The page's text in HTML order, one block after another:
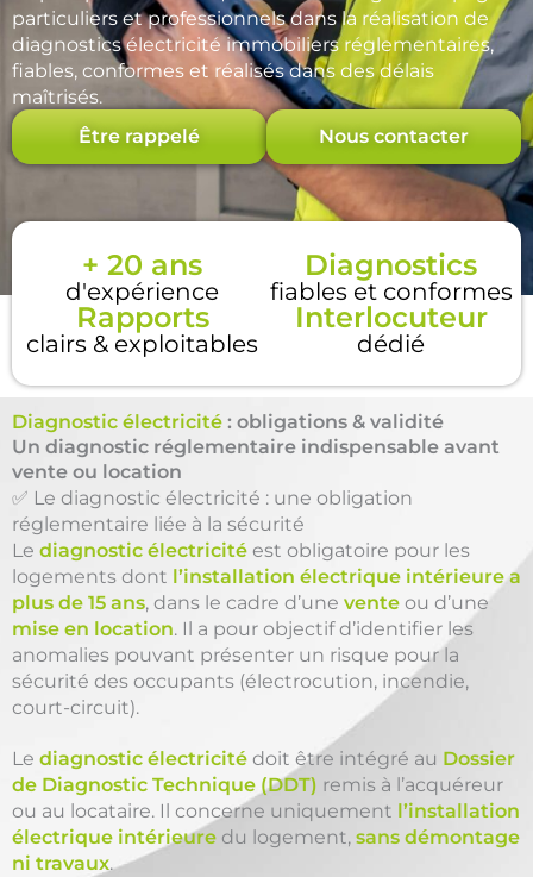
particuliers et professionnels dans la réalisation de
diagnostics électricité immobiliers réglementaires,
fiables, conformes et réalisés dans des délais
maîtrisés.
Être rappelé Nous contacter
+ 20 ans
d'expérience
Diagnostics
fiables et conformes
Rapports
clairs & exploitables
Interlocuteur
dédié
Diagnostic électricité : obligations & validité
Un diagnostic réglementaire indispensable avant
vente ou location
✅ Le diagnostic électricité : une obligation
réglementaire liée à la sécurité
Le diagnostic électricité est obligatoire pour les
logements dont l’installation électrique intérieure a
plus de 15 ans, dans le cadre d’une vente ou d’une
mise en location. Il a pour objectif d’identifier les
anomalies pouvant présenter un risque pour la
sécurité des occupants (électrocution, incendie,
court-circuit).
Le diagnostic électricité doit être intégré au Dossier
de Diagnostic Technique (DDT) remis à l’acquéreur
ou au locataire. Il concerne uniquement l’installation
électrique intérieure du logement, sans démontage
ni travaux.